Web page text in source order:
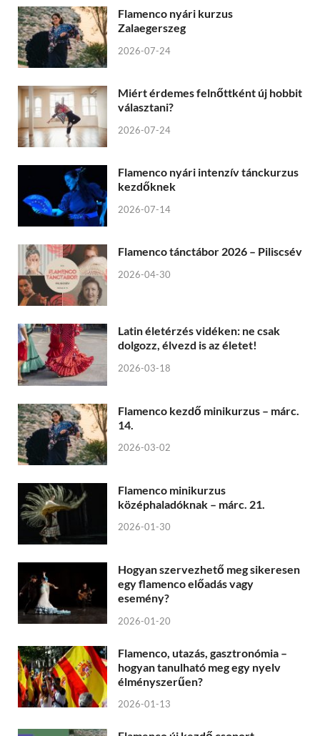
Flamenco nyári kurzus
Zalaegerszeg
2026-07-24
Miért érdemes felnőttként új hobbit
választani?
2026-07-24
Flamenco nyári intenzív tánckurzus
kezdőknek
2026-07-14
Flamenco tánctábor 2026 – Piliscsév
2026-04-30
Latin életérzés vidéken: ne csak
dolgozz, élvezd is az életet!
2026-03-18
Flamenco kezdő minikurzus – márc.
14.
2026-03-02
Flamenco minikurzus
középhaladóknak – márc. 21.
2026-01-30
Hogyan szervezhető meg sikeresen
egy flamenco előadás vagy
esemény?
2026-01-20
Flamenco, utazás, gasztronómia –
hogyan tanulható meg egy nyelv
élményszerűen?
2026-01-13